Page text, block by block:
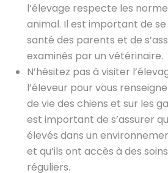
l’élevage respecte les
animal. Il est important de
santé des parents et de
examinés par un vétérinaire.
N’hésitez pas à visiter
l’éleveur pour vous
de vie des chiens et sur les
est important de s’assurer
élevés dans un
et qu’ils ont accès à des
réguliers.